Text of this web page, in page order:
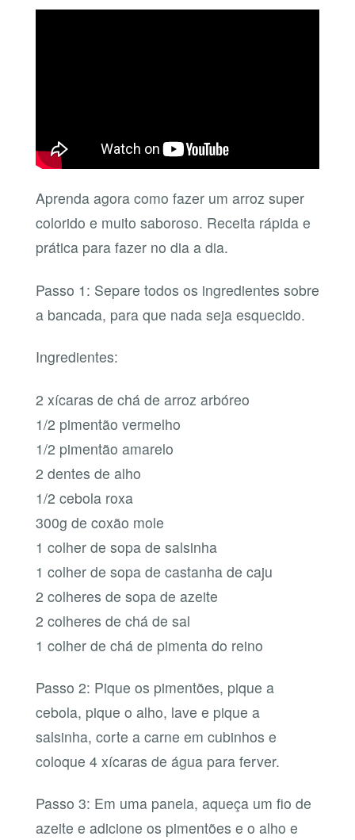
Aprenda agora como fazer um arroz super
colorido e muito saboroso. Receita rápida e
prática para fazer no dia a dia.
Passo 1: Separe todos os ingredientes sobre
a bancada, para que nada seja esquecido.
Ingredientes:
2 xícaras de chá de arroz arbóreo
1/2 pimentão vermelho
1/2 pimentão amarelo
2 dentes de alho
1/2 cebola roxa
300g de coxão mole
1 colher de sopa de salsinha
1 colher de sopa de castanha de caju
2 colheres de sopa de azeite
2 colheres de chá de sal
1 colher de chá de pimenta do reino
Passo 2: Pique os pimentões, pique a
cebola, pique o alho, lave e pique a
salsinha, corte a carne em cubinhos e
coloque 4 xícaras de água para ferver.
Passo 3: Em uma panela, aqueça um fio de
azeite e adicione os pimentões e o alho e